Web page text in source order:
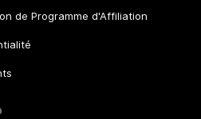
de Programme d'Affiliation